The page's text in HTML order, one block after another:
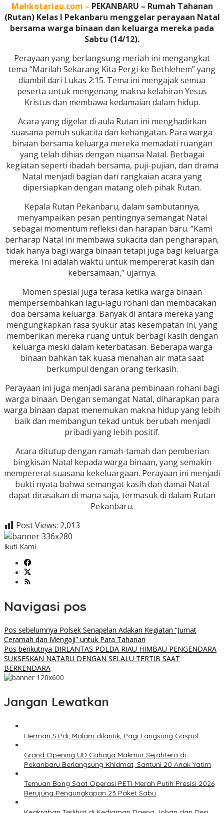
Mahkotariau.com – PEKANBARU – Rumah Tahanan
(Rutan) Kelas I Pekanbaru menggelar perayaan Natal
bersama warga binaan dan keluarga mereka pada
Sabtu (14/12).
Perayaan yang berlangsung meriah ini mengangkat
tema “Marilah Sekarang Kita Pergi ke Bethlehem” yang
diambil dari Lukas 2:15. Tema ini mengajak semua
peserta untuk mengenang makna kelahiran Yesus
Kristus dan membawa kedamaian dalam hidup.
Acara yang digelar di aula Rutan ini menghadirkan
suasana penuh sukacita dan kehangatan. Para warga
binaan bersama keluarga mereka memadati ruangan
yang telah dihias dengan nuansa Natal. Berbagai
kegiatan seperti ibadah bersama, puji-pujian, dan drama
Natal menjadi bagian dari rangkaian acara yang
dipersiapkan dengan matang oleh pihak Rutan.
Kepala Rutan Pekanbaru, dalam sambutannya,
menyampaikan pesan pentingnya semangat Natal
sebagai momentum refleksi dan harapan baru. “Kami
berharap Natal ini membawa sukacita dan pengharapan,
tidak hanya bagi warga binaan tetapi juga bagi keluarga
mereka. Ini adalah waktu untuk mempererat kasih dan
kebersamaan,” ujarnya.
Momen spesial juga terasa ketika warga binaan
mempersembahkan lagu-lagu rohani dan membacakan
doa bersama keluarga. Banyak di antara mereka yang
mengungkapkan rasa syukur atas kesempatan ini, yang
memberikan mereka ruang untuk berbagi kasih dengan
keluarga meski dalam keterbatasan. Beberapa warga
binaan bahkan tak kuasa menahan air mata saat
berkumpul dengan orang terkasih.
Perayaan ini juga menjadi sarana pembinaan rohani bagi
warga binaan. Dengan semangat Natal, diharapkan para
warga binaan dapat menemukan makna hidup yang lebih
baik dan membangun tekad untuk berubah menjadi
pribadi yang lebih positif.
Acara ditutup dengan ramah-tamah dan pemberian
bingkisan Natal kepada warga binaan, yang semakin
mempererat suasana kekeluargaan. Perayaan ini menjadi
bukti nyata bahwa semangat kasih dan damai Natal
dapat dirasakan di mana saja, termasuk di dalam Rutan
Pekanbaru.
Post Views: 2,013
Ikuti Kami
Navigasi pos
Pos sebelumnya Polsek Senapelan Adakan Kegiatan “Jumat
Ceramah dan Mengaji” untuk Para Tahanan
Pos berikutnya DIRLANTAS POLDA RIAU HIMBAU PENGENDARA
SUKSESKAN NATARU DENGAN SELALU TERTIB SAAT
BERKENDARA
Jangan Lewatkan
Herman S.Pdi, Malam dilantik, Pagi Langsung Gaspol
Grand Opening UD Cahaya Makmur Sejahtera di
Pekanbaru Berlangsung Khidmat, Santuni 20 Anak Yatim
Temuan Bong Saat Operasi PETI Merah Putih Presisi 2026
Berujung Pengungkapan 23 Paket Sabu